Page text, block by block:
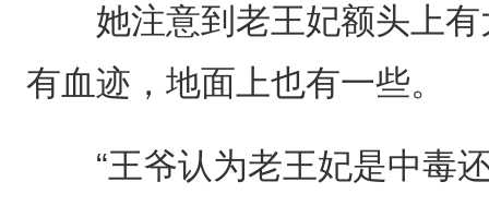
她注意到老王妃额头上有
有血迹，地面上也有一些。
“王爷认为老王妃是中毒还